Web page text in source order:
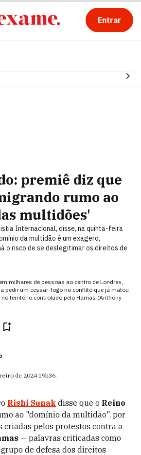
Entrar
premiê diz que
rumo ao
multidões'
Internacional, disse, na quinta-feira
da multidão é um exagero,
o risco de se deslegitimar os direitos de
milhares de pessoas ao centro de Londres,
pedir um cessar-fogo no conflito que já matou
território controlado pelo Hamas (Anthony
de 2024 19h36.
Rishi Sunak disse que o Reino
ao "domínio da multidão", por
criadas pelos protestos contra a
— palavras criticadas como
de defesa dos direitos